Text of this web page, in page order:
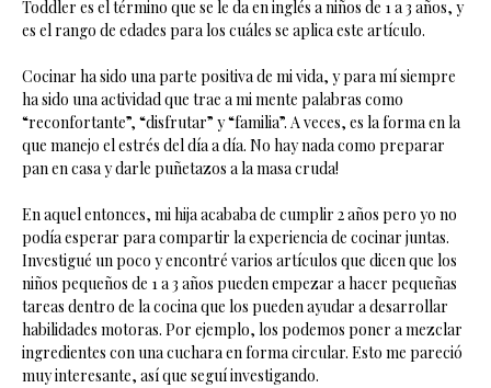
Toddler es el término que se le da en inglés a niños de 1 a 3 años, y
es el rango de edades para los cuáles se aplica este artículo.
Cocinar ha sido una parte positiva de mi vida, y para mí siempre
ha sido una actividad que trae a mi mente palabras como
“reconfortante”, “disfrutar” y “familia”. A veces, es la forma en la
que manejo el estrés del día a día. No hay nada como preparar
pan en casa y darle puñetazos a la masa cruda!
En aquel entonces, mi hija acababa de cumplir 2 años pero yo no
podía esperar para compartir la experiencia de cocinar juntas.
Investigué un poco y encontré varios artículos que dicen que los
niños pequeños de 1 a 3 años pueden empezar a hacer pequeñas
tareas dentro de la cocina que los pueden ayudar a desarrollar
habilidades motoras. Por ejemplo, los podemos poner a mezclar
ingredientes con una cuchara en forma circular. Esto me pareció
muy interesante, así que seguí investigando.